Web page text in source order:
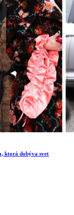
ktorá dobýva svet